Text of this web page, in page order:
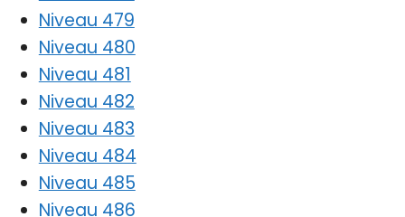
Niveau 479
Niveau 480
Niveau 481
Niveau 482
Niveau 483
Niveau 484
Niveau 485
Niveau 486